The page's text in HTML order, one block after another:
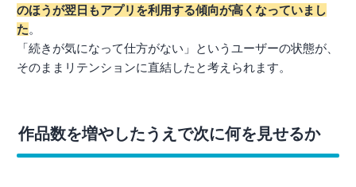
のほうが翌日もアプリを利用する傾向が高くなっていまし
た。
「続きが気になって仕方がない」というユーザーの状態が、
そのままリテンションに直結したと考えられます。
作品数を増やしたうえで次に何を見せるか